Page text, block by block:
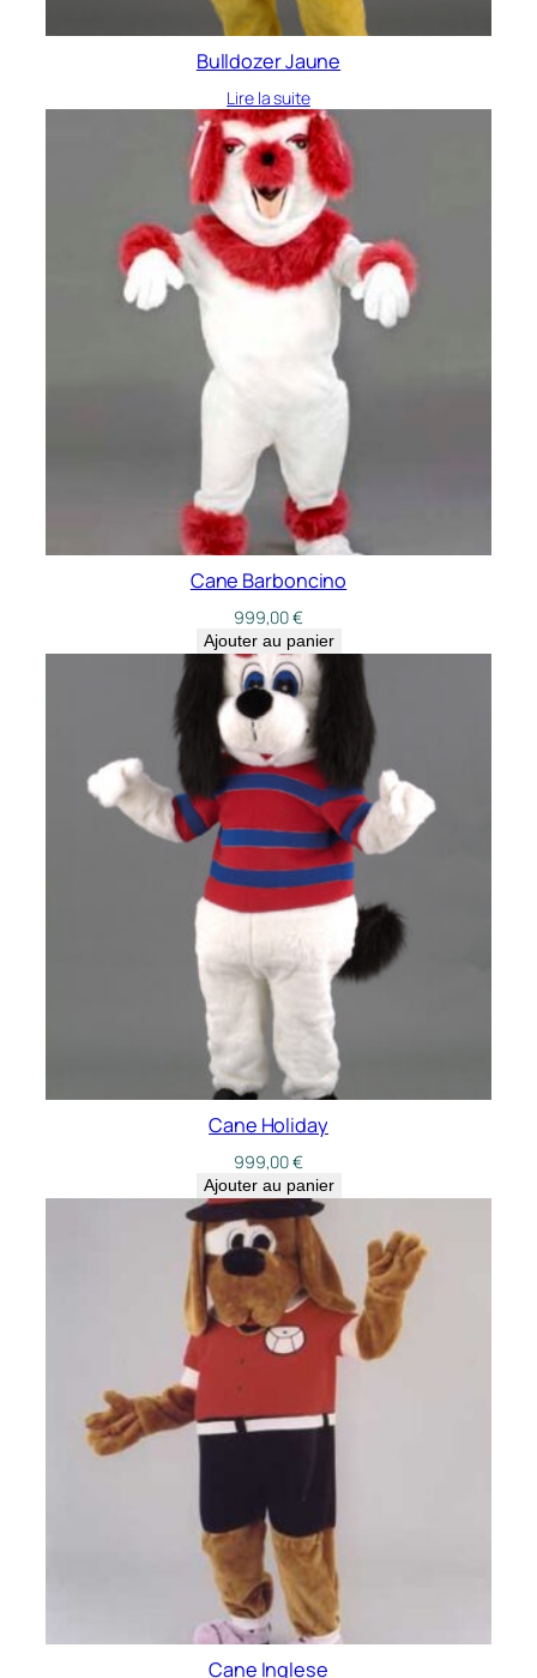
Bulldozer Jaune
Lire la suite
Cane Barboncino
999,00€
Ajouter au panier
Cane Holiday
999,00€
Ajouter au panier
Cane Inglese